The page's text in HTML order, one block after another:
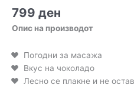
799 ден
Опис на производот
Погодни за масажа
Вкус на чоколадо
Лесно се плакне и не